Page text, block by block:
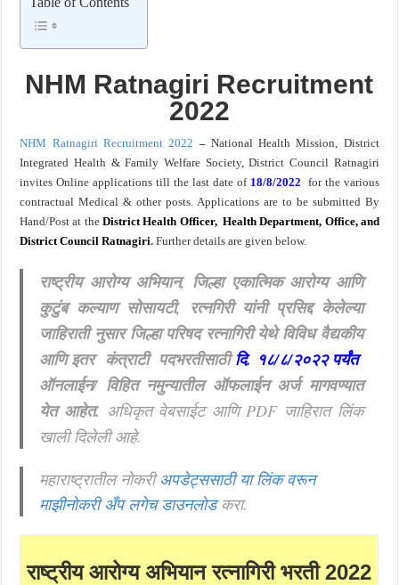
IBPS द्वारे ११४०३ कलर्क पदांची मोठी भरती ; बँकेत काम करण्याची सुवर्ण संधी ! IBPS Bharti
NHM Ratnagiri Recruitment
2022
NHM Ratnagiri Recruitment 2022 – National Health Mission, District
Integrated Health & Family Welfare Society, District Council Ratnagiri
invites Online applications till the last date of 18/8/2022 for the various
contractual Medical & other posts. Applications are to be submitted By
Hand/Post at the District Health Officer, Health Department, Office, and
District Council Ratnagiri. Further details are given below.
राष्ट्रीय आरोग्य अभियान, जिल्हा एकात्मिक आरोग्य आणि
कुटुंब कल्याण सोसायटी, रत्नगिरी यांनी प्रसिद्द केलेल्या
जाहिराती नुसार जिल्हा परिषद रत्नागिरी येथे विविध वैद्यकीय
आणि इतर कंत्राटी पदभरतीसाठीदि. १८/८/२०२२ पर्यंत
ऑनलाईन/ विहित नमुन्यातील ऑफलाईन अर्ज मागवण्यात
येत आहेत. अधिकृत वेबसाईट आणि PDF जाहिरात लिंक
खाली दिलेली आहे.
महाराष्ट्रातील नोकरीअपडेट्ससाठी या लिंक वरून
माझीनोकरी अँप लगेच डाउनलोडकरा.
राष्ट्रीय आरोग्य अभियान रत्नागिरी भरती 2022